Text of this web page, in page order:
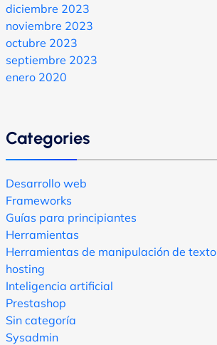
diciembre 2023
noviembre 2023
octubre 2023
septiembre 2023
enero 2020
Categories
Desarrollo web
Frameworks
Guías para principiantes
Herramientas
Herramientas de manipulación de texto
hosting
Inteligencia artificial
Prestashop
Sin categoría
Sysadmin